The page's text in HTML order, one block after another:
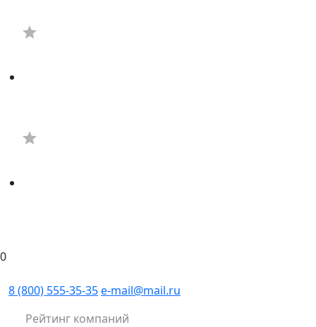
0
Рейтинг компаний
8 (800) 555-35-35e-mail@mail.ru